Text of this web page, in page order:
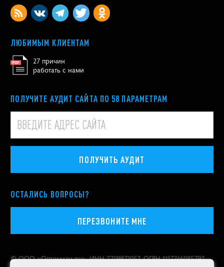
ЛЮБИМЫМ КЛИЕНТАМ
27 причин
работать с нами
ПОЛУЧИТЕ АУДИТ САЙТА ПО 58 ПАРАМЕТРАМ
ПОЛУЧИТЬ АУДИТ
ОСТАЛИСЬ ВОПРОСЫ?
ПЕРЕЗВОНИТЕ МНЕ
© ООО «Оптимизм.ру», ИНН 7709871057, ОГРН 1117746085797